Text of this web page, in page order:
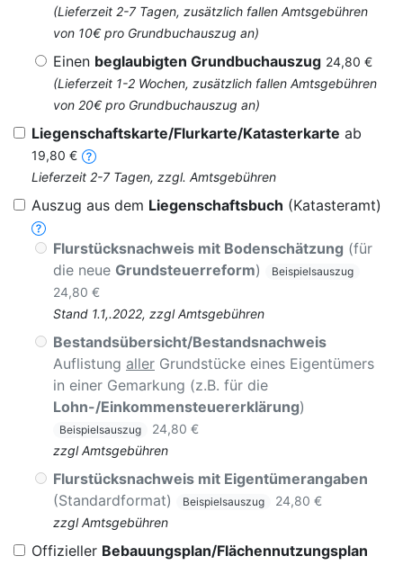
(Lieferzeit 2-7 Tagen, zusätzlich fallen Amtsgebühren
von 10€ pro Grundbuchauszug an)
Einen beglaubigten Grundbuchauszug 24,80 €
(Lieferzeit 1-2 Wochen, zusätzlich fallen Amtsgebühren
von 20€ pro Grundbuchauszug an)
Liegenschaftskarte/Flurkarte/Katasterkarte ab
19,80 €
Lieferzeit 2-7 Tagen, zzgl. Amtsgebühren
Auszug aus dem Liegenschaftsbuch (Katasteramt)
Flurstücksnachweis mit Bodenschätzung (für
die neue Grundsteuerreform) Beispielsauszug
24,80 €
Stand 1.1,.2022, zzgl Amtsgebühren
Bestandsübersicht/Bestandsnachweis
Auflistung aller Grundstücke eines Eigentümers
in einer Gemarkung (z.B. für die
Lohn-/Einkommensteuererklärung)
Beispielsauszug
24,80 €
zzgl Amtsgebühren
Flurstücksnachweis mit Eigentümerangaben
(Standardformat)
Beispielsauszug
24,80 €
zzgl Amtsgebühren
Offizieller Bebauungsplan/Flächennutzungsplan